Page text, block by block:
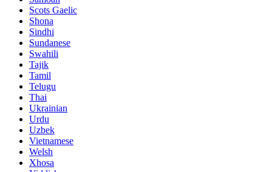
Scots Gaelic
Shona
Sindhi
Sundanese
Swahili
Tajik
Tamil
Telugu
Thai
Ukrainian
Urdu
Uzbek
Vietnamese
Welsh
Xhosa